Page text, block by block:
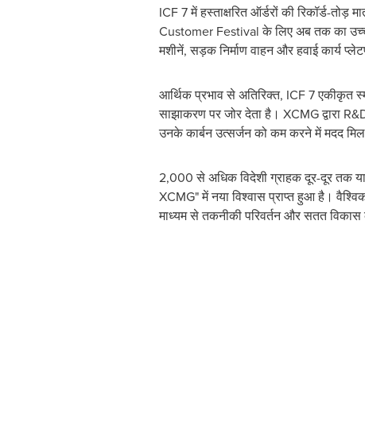
ICF 7 में हस्ताक्षरित ऑर्डरों की रिकॉर्ड-
Customer Festival के लिए अब तक का
मशीनें, सड़क निर्माण वाहन और हवाई कार्य
आर्थिक प्रभाव से अतिरिक्त, ICF 7 एकीकृत
साझाकरण पर जोर देता है। XCMG द्वारा
उनके कार्बन उत्सर्जन को कम करने में मदद
2,000 से अधिक विदेशी ग्राहक दूर-दूर तक
XCMG" में नया विश्वास प्राप्त हुआ है।
माध्यम से तकनीकी परिवर्तन और सतत